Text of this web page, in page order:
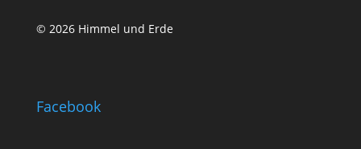
© 2026 Himmel und Erde
Facebook